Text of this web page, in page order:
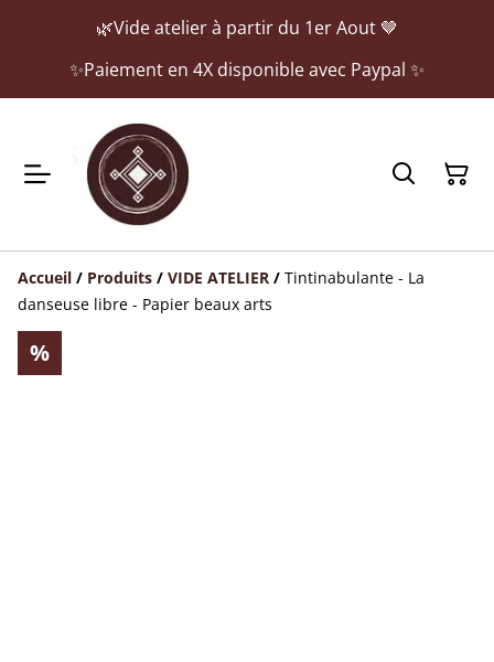
🌿Vide atelier à partir du 1er Aout 🤎
✨Paiement en 4X disponible avec Paypal ✨
Accueil / Produits / VIDE ATELIER / Tintinabulante - La
danseuse libre - Papier beaux arts
%